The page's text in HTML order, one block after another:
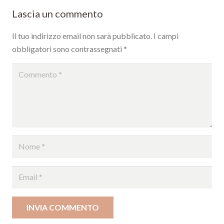
Lascia un commento
Il tuo indirizzo email non sarà pubblicato. I campi
obbligatori sono contrassegnati *
INVIA COMMENTO